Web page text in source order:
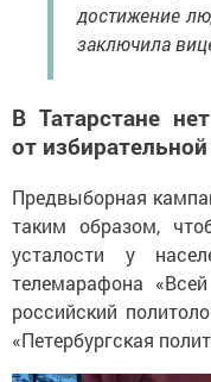
достижение
заключила
В Татарстане
от
Предвыборная
таким образом,
усталости у
телемарафона
российский
«Петербургская